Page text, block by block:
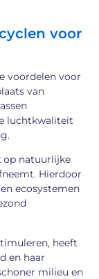
voor
voordelen voor
van
luchtkwaliteit
op natuurlijke
Hierdoor
ecosystemen
heeft
en haar
milieu en